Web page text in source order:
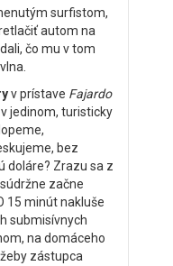
surfistom,
autom na
čo mu v tom
v prístave Fajardo
jedinom, turisticky
bez
doláre? Zrazu sa z
začne
15 minút nakluše
submisívnych
na domáceho
zástupca